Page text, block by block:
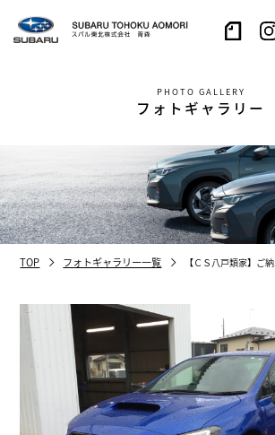
PHOTO GALLERY
フォトギャラリー
TOP フォトギャラリー一覧 【ＣＳ八戸類家】ご